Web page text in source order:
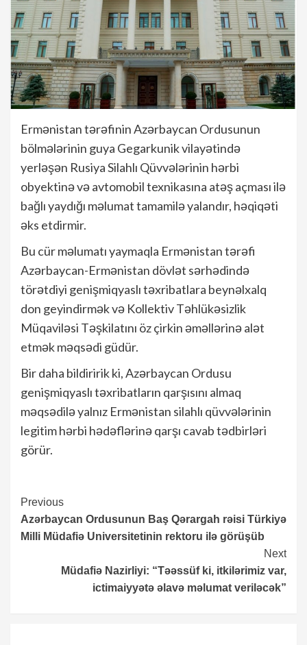
Ermənistan tərəfinin Azərbaycan Ordusunun
bölmələrinin guya Gegarkunik vilayətində
yerləşən Rusiya Silahlı Qüvvələrinin hərbi
obyektinə və avtomobil texnikasına atəş açması ilə
bağlı yaydığı məlumat tamamilə yalandır, həqiqəti
əks etdirmir.
Bu cür məlumatı yaymaqla Ermənistan tərəfi
Azərbaycan-Ermənistan dövlət sərhədində
törətdiyi genişmiqyaslı təxribatlara beynəlxalq
don geyindirmək və Kollektiv Təhlükəsizlik
Müqaviləsi Təşkilatını öz çirkin əməllərinə alət
etmək məqsədi güdür.
Bir daha bildiririk ki, Azərbaycan Ordusu
genişmiqyaslı təxribatların qarşısını almaq
məqsədilə yalnız Ermənistan silahlı qüvvələrinin
legitim hərbi hədəflərinə qarşı cavab tədbirləri
görür.
Continue
Reading
Previous
Azərbaycan Ordusunun Baş Qərargah rəisi Türkiyə
Milli Müdafiə Universitetinin rektoru ilə görüşüb
Next
Müdafiə Nazirliyi: “Təəssüf ki, itkilərimiz var,
ictimaiyyətə əlavə məlumat veriləcək”